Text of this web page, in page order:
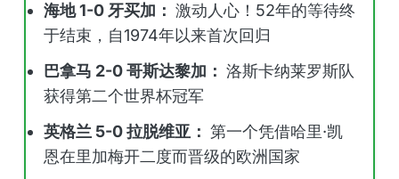
海地 1-0 牙买加： 激动人心！52年的等待终
于结束，自1974年以来首次回归
巴拿马 2-0 哥斯达黎加： 洛斯卡纳莱罗斯队
获得第二个世界杯冠军
英格兰 5-0 拉脱维亚： 第一个凭借哈里·凯
恩在里加梅开二度而晋级的欧洲国家